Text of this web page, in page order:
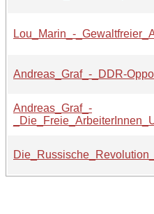
Lou_Marin_-
Andreas_Graf_-_DDR-
Andreas_Graf_-